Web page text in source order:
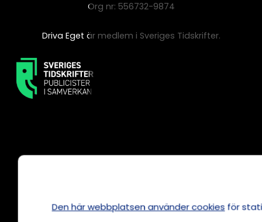
Org nr: 556732-9874
Driva Eget är medlem i Sveriges Tidskrifter.
Våra användarvillkor
Den här webbplatsen använder cookies för